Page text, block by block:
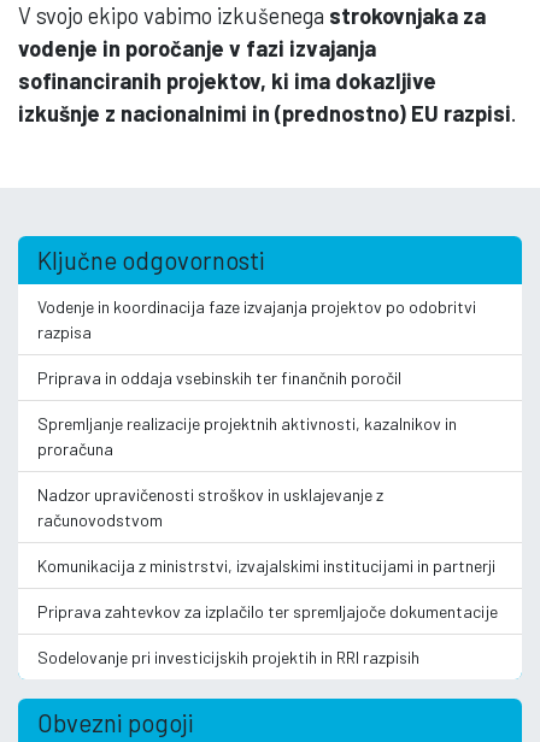
V svojo ekipo vabimo izkušenega strokovnjaka za
vodenje in poročanje v fazi izvajanja
sofinanciranih projektov, ki ima dokazljive
izkušnje z nacionalnimi in (prednostno) EU razpisi.
Ključne odgovornosti
Vodenje in koordinacija faze izvajanja projektov po odobritvi
razpisa
Priprava in oddaja vsebinskih ter finančnih poročil
Spremljanje realizacije projektnih aktivnosti, kazalnikov in
proračuna
Nadzor upravičenosti stroškov in usklajevanje z
računovodstvom
Komunikacija z ministrstvi, izvajalskimi institucijami in partnerji
Priprava zahtevkov za izplačilo ter spremljajoče dokumentacije
Sodelovanje pri investicijskih projektih in RRI razpisih
Obvezni pogoji